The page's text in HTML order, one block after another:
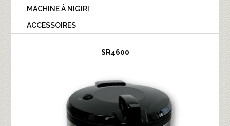
MACHINE À NIGIRI
ACCESSOIRES
SR4600